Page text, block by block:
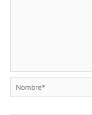
Nombre*